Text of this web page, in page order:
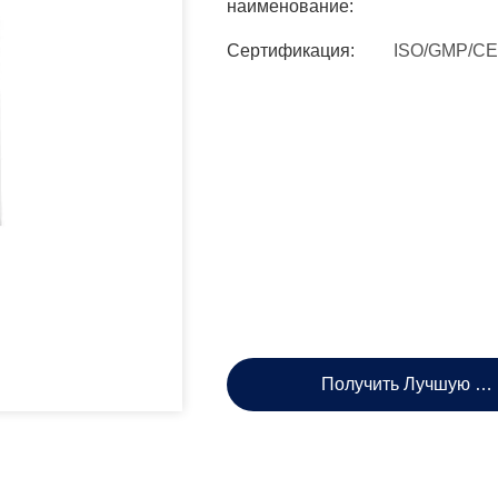
наименование:
Сертификация: ISO/GMP/CE
Получить Лучшую